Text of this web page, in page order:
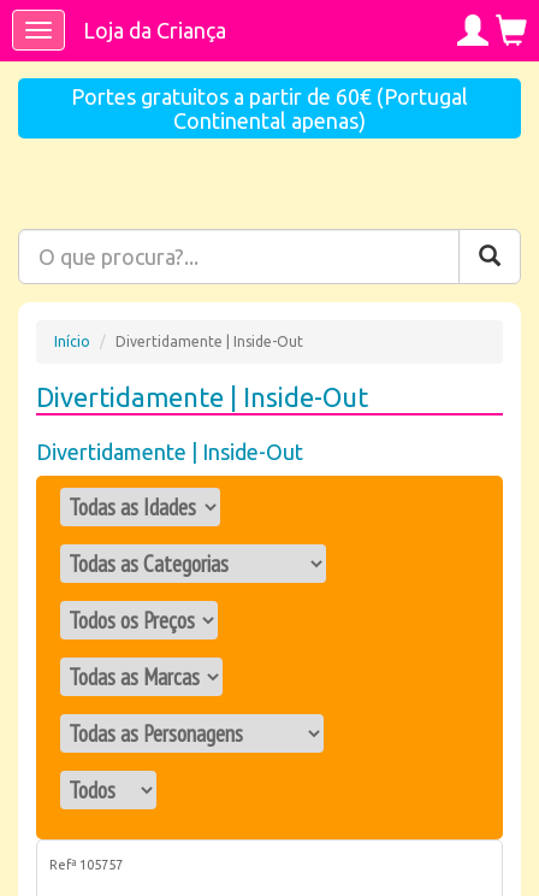
ToggleLoja da Criança
Portes gratuitos a partir de 60€ (Portugal
Continental apenas)
Início Divertidamente | Inside-Out
Divertidamente | Inside-Out
Divertidamente | Inside-Out
Refª 105757